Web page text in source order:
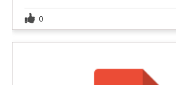
0